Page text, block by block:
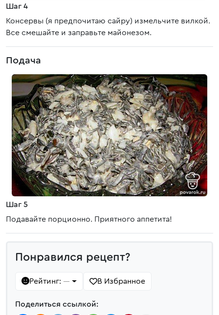
Шаг 4
Консервы (я предпочитаю сайру) измельчите вилкой.
Все смешайте и заправьте майонезом.
Подача
Шаг 5
Подавайте порционно. Приятного аппетита!
Понравился рецепт?
Рейтинг: — В Избранное
Поделиться ссылкой: